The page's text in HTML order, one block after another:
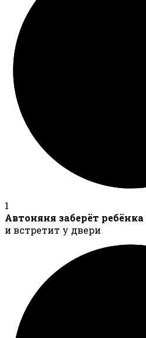
1
Автоняня заберёт ребёнка
и встретит у двери